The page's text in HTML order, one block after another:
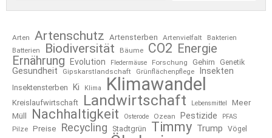
Arten Artenschutz Artensterben Artenvielfalt
Bakterien
Batterien
Biodiversität Bäume CO2 Energie
Ernährung
Evolution Fledermäuse Forschung Gehirn Genetik
Gesundheit Gipskarstlandschaft Grünflächenpflege Insekten
Insektensterben Ki Klima Klimawandel
Kreislaufwirtschaft Landwirtschaft Lebensmittel
Meer
Müll
Nachhaltigkeit Osterode Ozean Pestizide PFAS
Pilze Preise Recycling Stadtgrün Timmy Trump Vögel